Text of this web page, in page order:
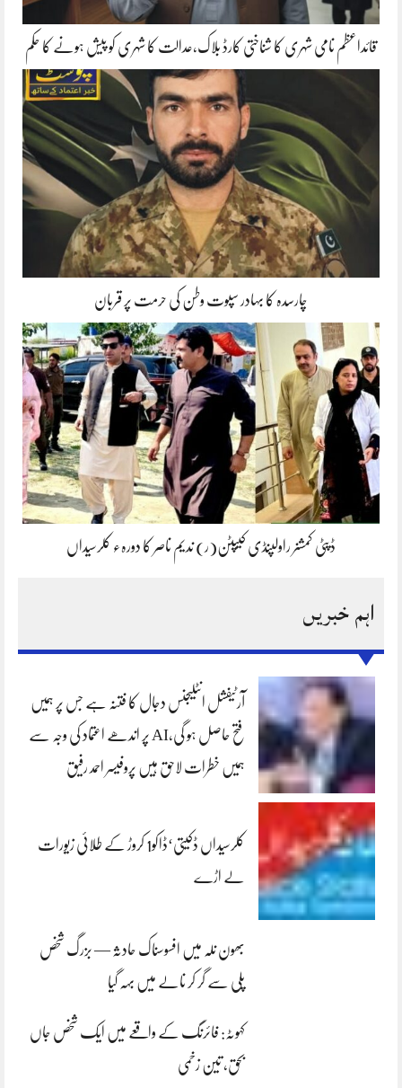
قائداعظم نامی شہری کا شناختی کارڈ بلاک،عدالت کا شہری کو پیش ہونے کا حکم
چارسدہ کا بہادر سپوت وطن کی حرمت پر قربان
ڈپٹی کمشنر راولپنڈی کیپٹن(ر) ندیم ناصر کا دورہء کلرسیداں
اہم خبریں
آرٹیفشل انٹلیجنس دجال کا فتنہ ہے جس پر ہمیں
فتح حاصل ہو گی،AI پر اندھے اعتماد کی وجہ سے
ہمیں خطرات لاحق ہیں پروفیسر احمد رفیق
کلرسیداں ڈکیتی‘ڈاکو1 کروڑ کے طلائی زیورات
لے اڑے
بھون نلہ میں افسوسناک حادثہ — بزرگ شخص
پلی سے گر کر نالے میں بہہ گیا
کہوٹہ: فائرنگ کے واقعے میں ایک شخص جاں
بحق، تین زخمی